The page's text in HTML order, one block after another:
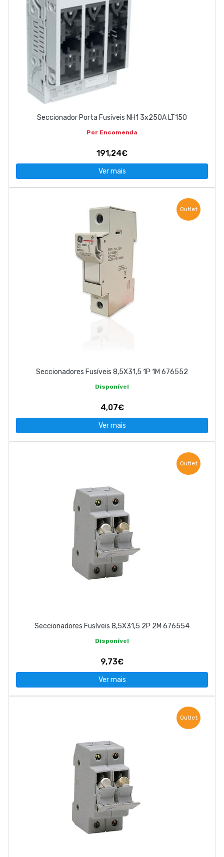
Seccionador Porta Fusíveis NH1 3x250A LT150
Por Encomenda
191,24€
Ver mais
Outlet
Seccionadores Fusíveis 8,5X31,5 1P 1M 676552
Disponível
4,07€
Ver mais
Outlet
Seccionadores Fusíveis 8,5X31,5 2P 2M 676554
Disponível
9,73€
Ver mais
Outlet